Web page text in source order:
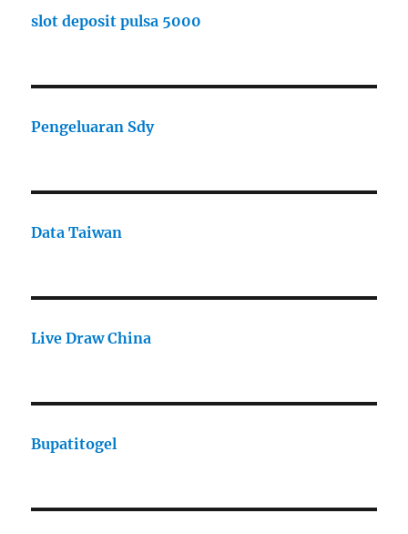
slot deposit pulsa 5000
Pengeluaran Sdy
Data Taiwan
Live Draw China
Bupatitogel